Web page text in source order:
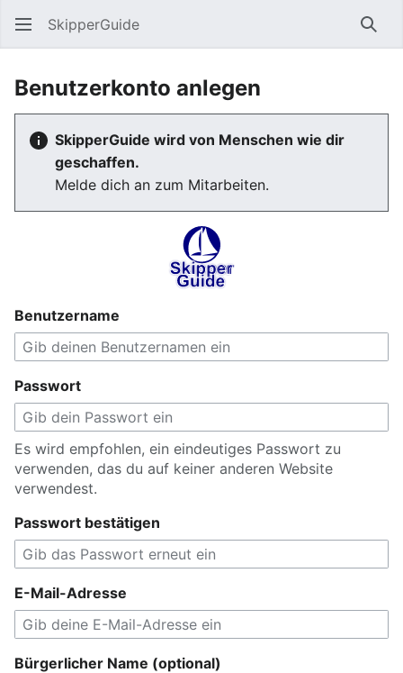
SkipperGuide
Benutzerkonto anlegen
SkipperGuide wird von Menschen wie dir
geschaffen.
Melde dich an zum Mitarbeiten.
Benutzername
Passwort
Es wird empfohlen, ein eindeutiges Passwort zu
verwenden, das du auf keiner anderen Website
verwendest.
Passwort bestätigen
E-Mail-Adresse
Bürgerlicher Name (optional)